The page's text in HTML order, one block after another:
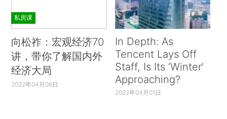
私房课
向松祚：宏观经济70
讲，带你了解国内外
经济大局
2022年04月06日
In Depth: As
Tencent Lays Off
Staff, Is Its ‘Winter’
Approaching?
2022年04月01日